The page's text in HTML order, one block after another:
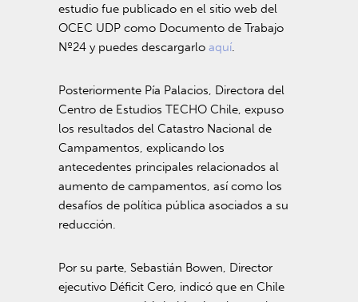
estudio fue publicado en el sitio web del
OCEC UDP como Documento de Trabajo
Nº24 y puedes descargarloaquí.
Posteriormente Pía Palacios, Directora del
Centro de Estudios TECHO Chile, expuso
los resultados del Catastro Nacional de
Campamentos, explicando los
antecedentes principales relacionados al
aumento de campamentos, así como los
desafíos de política pública asociados a su
reducción.
Por su parte, Sebastián Bowen, Director
ejecutivo Déficit Cero, indicó que en Chile